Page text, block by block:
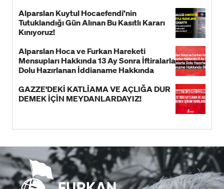
Alparslan Kuytul Hocaefendi’nin
Tutuklandığı Gün Alınan Bu Kasıtlı Kararı
Kınıyoruz!
Alparslan Hoca ve Furkan Hareketi
Mensupları Hakkında 13 Ay Sonra İftiralarla
Dolu Hazırlanan İddianame Hakkında
GAZZE'DEKİ KATLİAMA VE AÇLIĞA DUR
DEMEK İÇİN MEYDANLARDAYIZ!